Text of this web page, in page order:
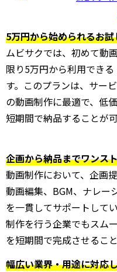
5万円から始められるお
ムビサクでは、初めて動
限り5万円から利用でき
す。このプランは、サー
の動画制作に最適で、低
短期間で納品することが可
企画から納品までワンス
動画制作において、企画
動画編集、BGM、ナレー
を一貫してサポートして
制作を行う企業でもスム
を短期間で完成させるこ
幅広い業界・用途に対応